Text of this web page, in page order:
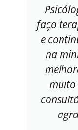
faço
e
na
muito